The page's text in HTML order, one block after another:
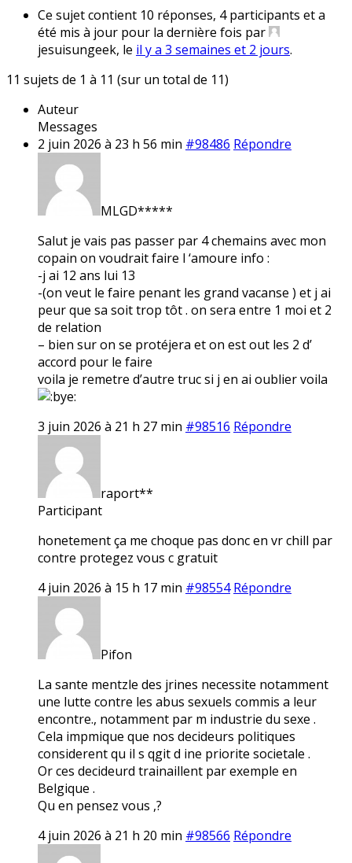
Ce sujet contient 10 réponses, 4 participants et a
été mis à jour pour la dernière fois par
jesuisungeek, le il y a 3 semaines et 2 jours.
11 sujets de 1 à 11 (sur un total de 11)
Auteur
Messages
2 juin 2026 à 23 h 56 min #98486 Répondre
MLGD*****
Salut je vais pas passer par 4 chemains avec mon
copain on voudrait faire l ‘amoure info :
-j ai 12 ans lui 13
-(on veut le faire penant les grand vacanse ) et j ai
peur que sa soit trop tôt . on sera entre 1 moi et 2
de relation
– bien sur on se protéjera et on est out les 2 d’
accord pour le faire
voila je remetre d’autre truc si j en ai oublier voila
3 juin 2026 à 21 h 27 min #98516 Répondre
raport**
Participant
honetement ça me choque pas donc en vr chill par
contre protegez vous c gratuit
4 juin 2026 à 15 h 17 min #98554 Répondre
Pifon
La sante mentzle des jrines necessite notamment
une lutte contre les abus sexuels commis a leur
encontre., notamment par m industrie du sexe .
Cela impmique que nos decideurs politiques
considerent qu il s qgit d ine priorite societale .
Or ces decideurd trainaillent par exemple en
Belgique .
Qu en pensez vous ,?
4 juin 2026 à 21 h 20 min #98566 Répondre